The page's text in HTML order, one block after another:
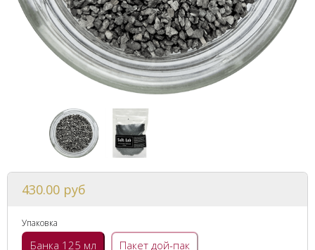
430.00 руб
Упаковка
Банка 125 мл Пакет дой-пак